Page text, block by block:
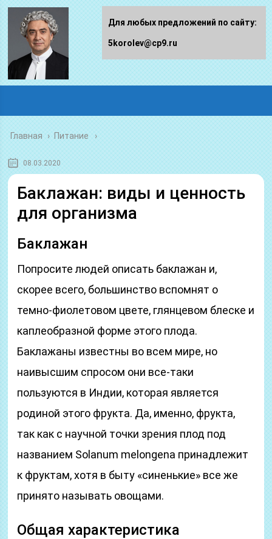
Главная › Питание
08.03.2020
Баклажан: виды и ценность
для организма
Баклажан
Попросите людей описать баклажан и,
скорее всего, большинство вспомнят о
темно-фиолетовом цвете, глянцевом блеске и
каплеобразной форме этого плода.
Баклажаны известны во всем мире, но
наивысшим спросом они все-таки
пользуются в Индии, которая является
родиной этого фрукта. Да, именно, фрукта,
так как с научной точки зрения плод под
названием Solanum melongena принадлежит
к фруктам, хотя в быту «синенькие» все же
принято называть овощами.
Общая характеристика
Для любых предложений по сайту:
5korolev@cp9.ru